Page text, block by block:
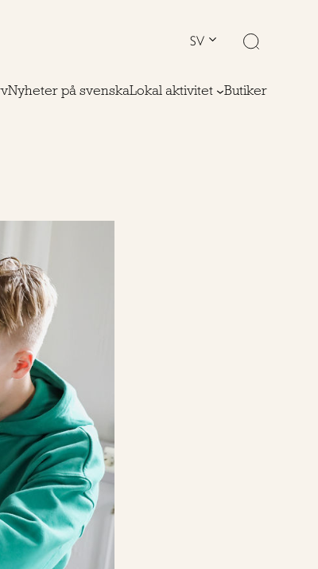
SV
Nyheter på svenskaLokal aktivitet Butiker